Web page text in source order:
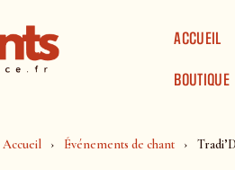
ACCUEIL
BOUTIQUE
Accueil Événements de chant